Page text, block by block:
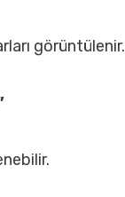
görüntülenir.